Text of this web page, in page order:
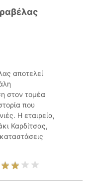
αποτελεί
στον τομέα
που
Η εταιρεία,
Καρδίτσας,